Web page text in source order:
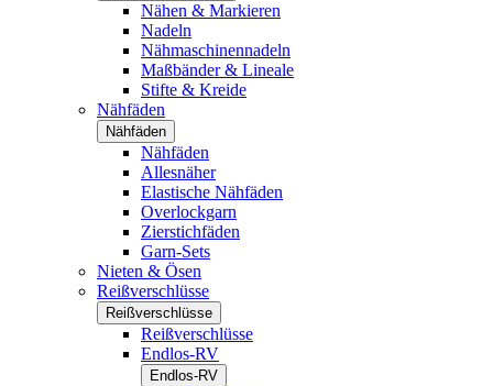
Nähen & Markieren
Nadeln
Nähmaschinennadeln
Maßbänder & Lineale
Stifte & Kreide
Nähfäden
Nähfäden
Nähfäden
Allesnäher
Elastische Nähfäden
Overlockgarn
Zierstichfäden
Garn-Sets
Nieten & Ösen
Reißverschlüsse
Reißverschlüsse
Reißverschlüsse
Endlos-RV
Endlos-RV